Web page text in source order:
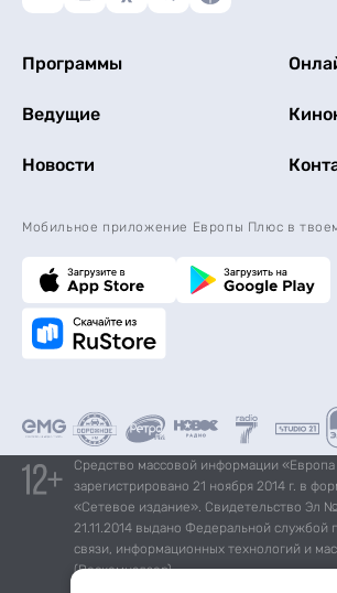
Программы
Ведущие
Новости
Мобильное приложение Европы Плюс в
Средство массовой информации
зарегистрировано 21 ноября 2014 г. в
«Сетевое издание». Свидетельство Эл
21.11.2014 выдано Федеральной службой
связи, информационных технологий и
(Роскомнадзор).